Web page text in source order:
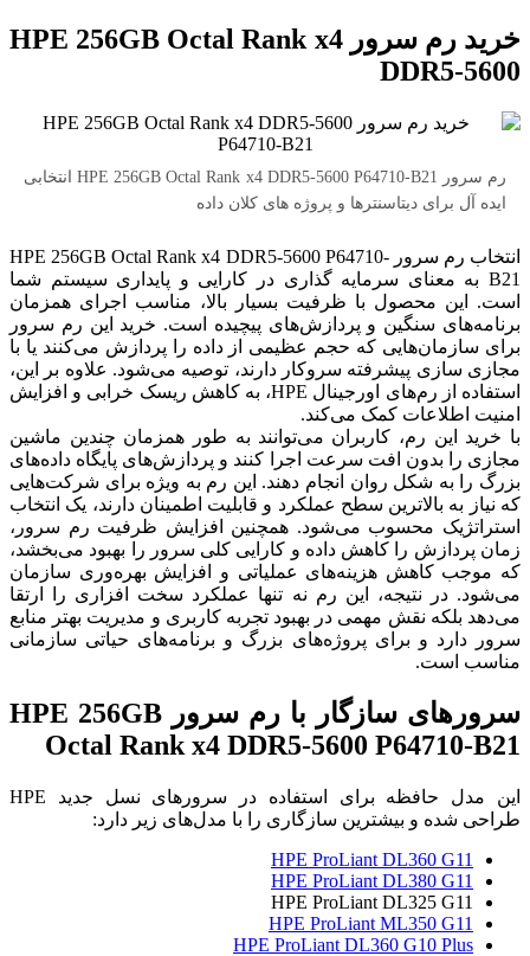
خرید رم سرور HPE 256GB Octal Rank x4
DDR5-5600
رم سرور HPE 256GB Octal Rank x4 DDR5-5600 P64710-B21 انتخابی
ایده آل برای دیتاسنترها و پروژه های کلان داده
انتخاب رم سرور HPE 256GB Octal Rank x4 DDR5-5600 P64710-
B21 به معنای سرمایه گذاری در کارایی و پایداری سیستم شما
است. این محصول با ظرفیت بسیار بالا، مناسب اجرای همزمان
برنامه‌های سنگین و پردازش‌های پیچیده است. خرید این رم سرور
برای سازمان‌هایی که حجم عظیمی از داده را پردازش می‌کنند یا با
مجازی سازی پیشرفته سروکار دارند، توصیه می‌شود. علاوه بر این،
استفاده از رم‌های اورجینال HPE، به کاهش ریسک خرابی و افزایش
امنیت اطلاعات کمک می‌کند.
با خرید این رم، کاربران می‌توانند به طور همزمان چندین ماشین
مجازی را بدون افت سرعت اجرا کنند و پردازش‌های پایگاه داده‌های
بزرگ را به شکل روان انجام دهند. این رم به ویژه برای شرکت‌هایی
که نیاز به بالاترین سطح عملکرد و قابلیت اطمینان دارند، یک انتخاب
استراتژیک محسوب می‌شود. همچنین افزایش ظرفیت رم سرور،
زمان پردازش را کاهش داده و کارایی کلی سرور را بهبود می‌بخشد،
که موجب کاهش هزینه‌های عملیاتی و افزایش بهره‌وری سازمان
می‌شود. در نتیجه، این رم نه تنها عملکرد سخت افزاری را ارتقا
می‌دهد بلکه نقش مهمی در بهبود تجربه کاربری و مدیریت بهتر منابع
سرور دارد و برای پروژه‌های بزرگ و برنامه‌های حیاتی سازمانی
مناسب است.
سرورهای سازگار با رم سرور HPE 256GB
Octal Rank x4 DDR5-5600 P64710-B21
این مدل حافظه برای استفاده در سرورهای نسل جدید HPE
طراحی شده و بیشترین سازگاری را با مدل‌های زیر دارد:
HPE ProLiant DL360 G11
HPE ProLiant DL380 G11
HPE ProLiant DL325 G11
HPE ProLiant ML350 G11
HPE ProLiant DL360 G10 Plus